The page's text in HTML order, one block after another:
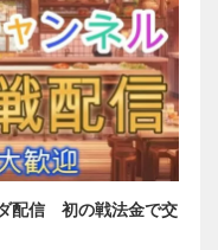
配信 初の戦法金で交